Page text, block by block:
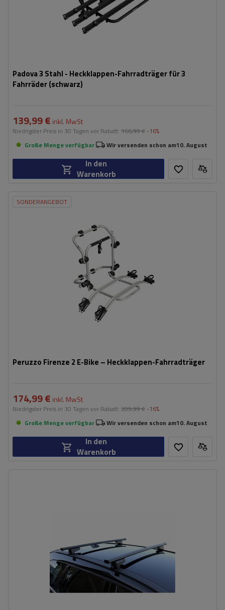
Padova 3 Stahl - Heckklappen-Fahrradträger für 3
Fahrräder (schwarz)
139,99 € inkl. MwSt
Niedrigster Preis in 30 Tagen vor Rabatt: 166,99 € -16%
Große Menge verfügbar
Wir versenden schon am10. August
In den
Warenkorb
SONDERANGEBOT
Peruzzo Firenze 2 E-Bike – Heckklappen-Fahrradträger
45 kg
kompatibel mit Elektrofahrrädern
Aluminiumkonstruktion
174,99 € inkl. MwSt
Niedrigster Preis in 30 Tagen vor Rabatt: 209,99 € -16%
Große Menge verfügbar
Wir versenden schon am10. August
In den
Warenkorb